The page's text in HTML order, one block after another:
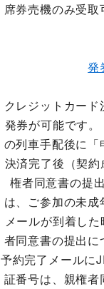
席券売機のみ受
発
クレジットカー
発券が可能です
の列車手配後に「
決済完了後（契
権者同意書の提
は、ご参加の未
メールが到着し
者同意書の提出に
予約完了メールに
証番号は、親権